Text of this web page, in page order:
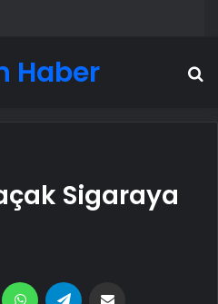
Haber
Sigaraya
MessengerWhatsApp